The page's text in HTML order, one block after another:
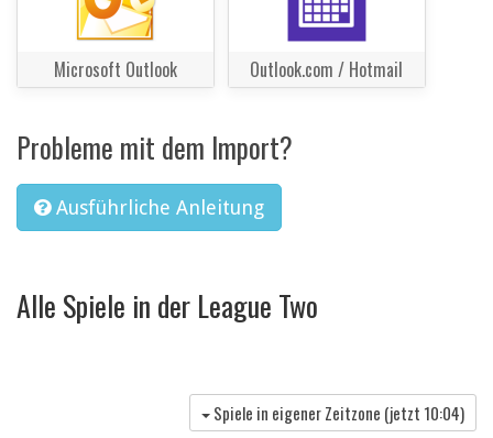
Microsoft Outlook Outlook.com / Hotmail
Probleme mit dem Import?
Ausführliche Anleitung
Alle Spiele in der League Two
Spiele in eigener Zeitzone (jetzt 10:04)